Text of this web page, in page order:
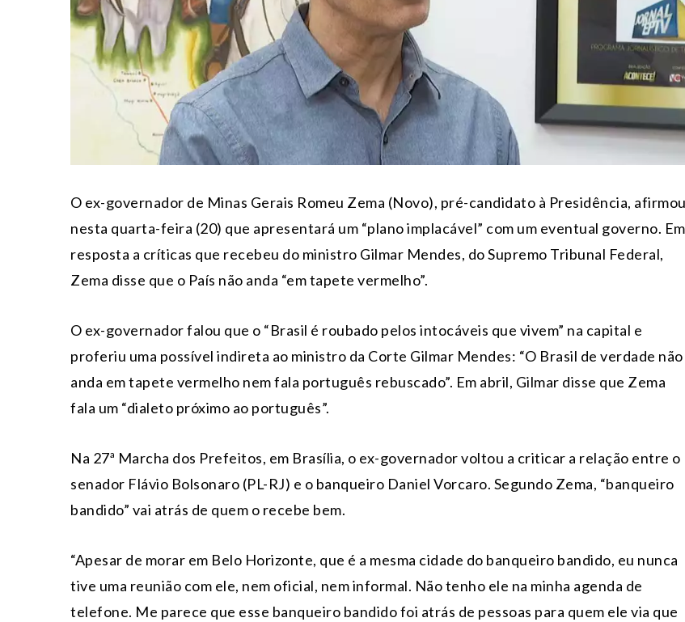
O ex-governador de Minas Gerais Romeu Zema (Novo), pré-candidato à Presidência, afirmou
nesta quarta-feira (20) que apresentará um “plano implacável” com um eventual governo. Em
resposta a críticas que recebeu do ministro Gilmar Mendes, do Supremo Tribunal Federal,
Zema disse que o País não anda “em tapete vermelho”.
O ex-governador falou que o “Brasil é roubado pelos intocáveis que vivem” na capital e
proferiu uma possível indireta ao ministro da Corte Gilmar Mendes: “O Brasil de verdade não
anda em tapete vermelho nem fala português rebuscado”. Em abril, Gilmar disse que Zema
fala um “dialeto próximo ao português”.
Na 27ª Marcha dos Prefeitos, em Brasília, o ex-governador voltou a criticar a relação entre o
senador Flávio Bolsonaro (PL-RJ) e o banqueiro Daniel Vorcaro. Segundo Zema, “banqueiro
bandido” vai atrás de quem o recebe bem.
“Apesar de morar em Belo Horizonte, que é a mesma cidade do banqueiro bandido, eu nunca
tive uma reunião com ele, nem oficial, nem informal. Não tenho ele na minha agenda de
telefone. Me parece que esse banqueiro bandido foi atrás de pessoas para quem ele via que